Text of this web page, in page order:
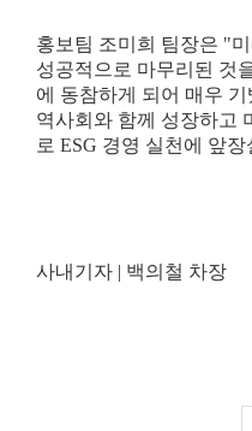
홍보팀 조미희 팀장은 "
성공적으로 마무리된 것
에 동참하게 되어 매우 기
역사회와 함께 성장하고
로 ESG 경영 실천에 앞장
사내기자 | 백의철 차장